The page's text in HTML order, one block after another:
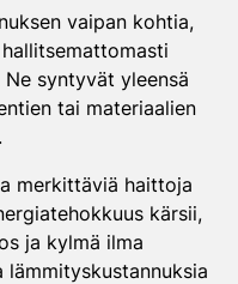
vaipan kohtia,
syntyvät yleensä
tai materiaalien
merkittäviä haittoja
kärsii,
ja kylmä ilma
lämmityskustannuksia